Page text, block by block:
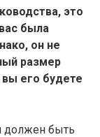
это
была
он не
размер
его будете
должен быть